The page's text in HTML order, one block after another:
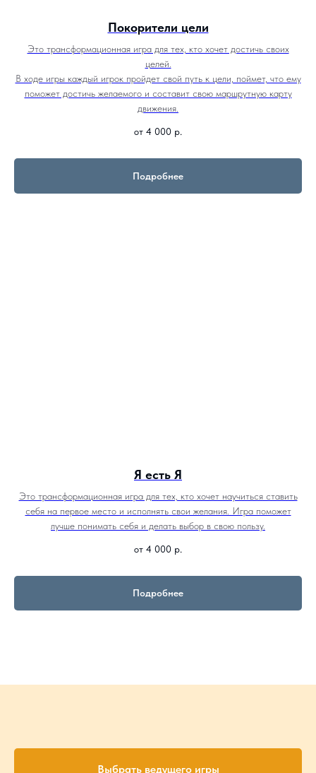
Покорители цели
Это трансформационная игра для тех, кто хочет достичь своих
целей.
В ходе игры каждый игрок пройдет свой путь к цели, поймет, что ему
поможет достичь желаемого и составит свою маршрутную карту
движения.
от 4 000 р.
Подробнее
Я есть Я
Это трансформационная игра для тех, кто хочет научиться ставить
себя на первое место и исполнять свои желания. Игра поможет
лучше понимать себя и делать выбор в свою пользу.
от 4 000 р.
Подробнее
Выбрать ведущего игры